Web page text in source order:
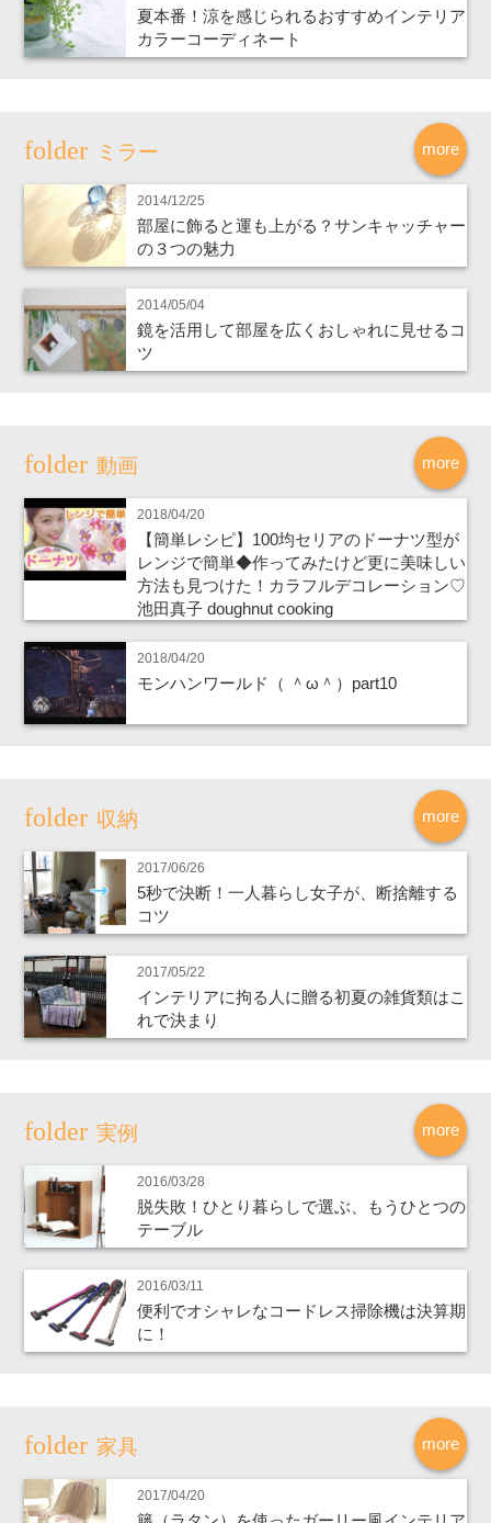
夏本番！涼を感じられるおすすめインテリア
カラーコーディネート
more
ミラー
2014/12/25
部屋に飾ると運も上がる？サンキャッチャー
の３つの魅力
2014/05/04
鏡を活用して部屋を広くおしゃれに見せるコ
ツ
more
動画
2018/04/20
【簡単レシピ】100均セリアのドーナツ型が
レンジで簡単◆作ってみたけど更に美味しい
方法も見つけた！カラフルデコレーション♡
池田真子 doughnut cooking
2018/04/20
モンハンワールド（ ＾ω＾）part10
more
収納
2017/06/26
5秒で決断！一人暮らし女子が、断捨離する
コツ
2017/05/22
インテリアに拘る人に贈る初夏の雑貨類はこ
れで決まり
more
実例
2016/03/28
脱失敗！ひとり暮らしで選ぶ、もうひとつの
テーブル
2016/03/11
便利でオシャレなコードレス掃除機は決算期
に！
more
家具
2017/04/20